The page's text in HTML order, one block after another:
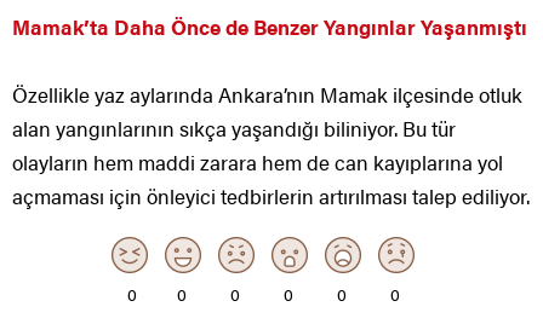
Mamak’ta Daha Önce de Benzer Yangınlar Yaşanmıştı
Özellikle yaz aylarında Ankara’nın Mamak ilçesinde otluk
alan yangınlarının sıkça yaşandığı biliniyor. Bu tür
olayların hem maddi zarara hem de can kayıplarına yol
açmaması için önleyici tedbirlerin artırılması talep ediliyor.
0 0 0 0 0 0